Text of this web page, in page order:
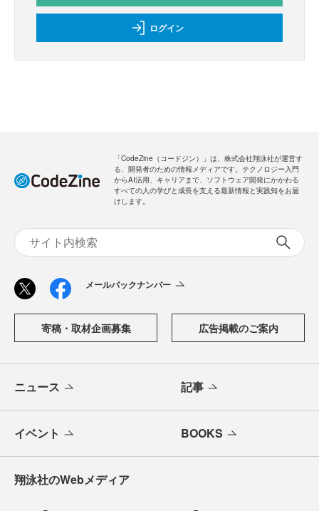
ログイン
「CodeZine（コードジン）」は、株式会社翔泳社が運営す
る、開発者のための情報メディアです。テクノロジー入門
からAI活用、キャリアまで、ソフトウェア開発にかかわる
すべての人の学びと成長を支える最新情報と実践知をお届
けします。
メールバックナンバー
寄稿・取材企画募集 広告掲載のご案内
ニュース 記事
イベント BOOKS
翔泳社のWebメディア